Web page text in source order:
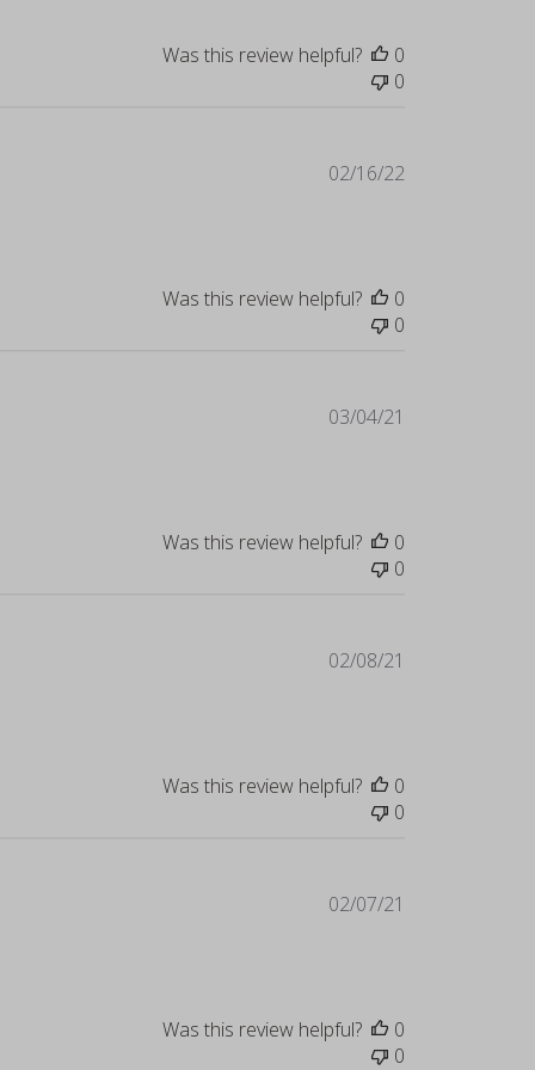
Was this review helpful?
0
0
Published
02/16/22
Was this review helpful?
0
0
03/04/21
Was this review helpful?
0
0
02/08/21
Was this review helpful?
0
0
02/07/21
Was this review helpful?
0
0